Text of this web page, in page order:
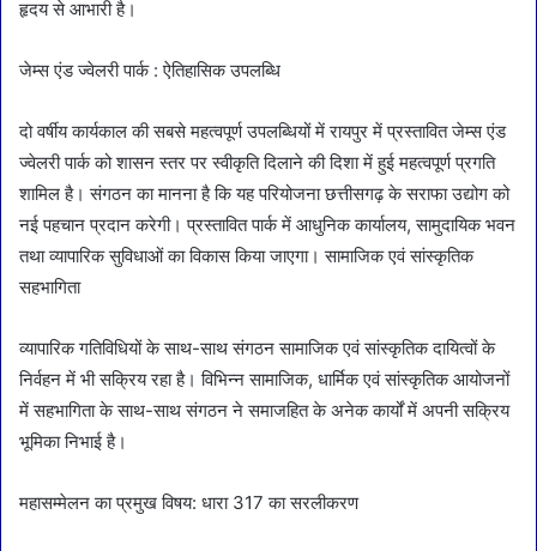
हृदय से आभारी है।
जेम्स एंड ज्वेलरी पार्क : ऐतिहासिक उपलब्धि
दो वर्षीय कार्यकाल की सबसे महत्वपूर्ण उपलब्धियों में रायपुर में प्रस्तावित जेम्स एंड
ज्वेलरी पार्क को शासन स्तर पर स्वीकृति दिलाने की दिशा में हुई महत्वपूर्ण प्रगति
शामिल है। संगठन का मानना है कि यह परियोजना छत्तीसगढ़ के सराफा उद्योग को
नई पहचान प्रदान करेगी। प्रस्तावित पार्क में आधुनिक कार्यालय, सामुदायिक भवन
तथा व्यापारिक सुविधाओं का विकास किया जाएगा। सामाजिक एवं सांस्कृतिक
सहभागिता
व्यापारिक गतिविधियों के साथ-साथ संगठन सामाजिक एवं सांस्कृतिक दायित्वों के
निर्वहन में भी सक्रिय रहा है। विभिन्न सामाजिक, धार्मिक एवं सांस्कृतिक आयोजनों
में सहभागिता के साथ-साथ संगठन ने समाजहित के अनेक कार्यों में अपनी सक्रिय
भूमिका निभाई है।
महासम्मेलन का प्रमुख विषय: धारा 317 का सरलीकरण